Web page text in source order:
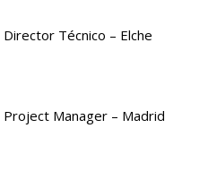
Técnico – Elche
Manager – Madrid